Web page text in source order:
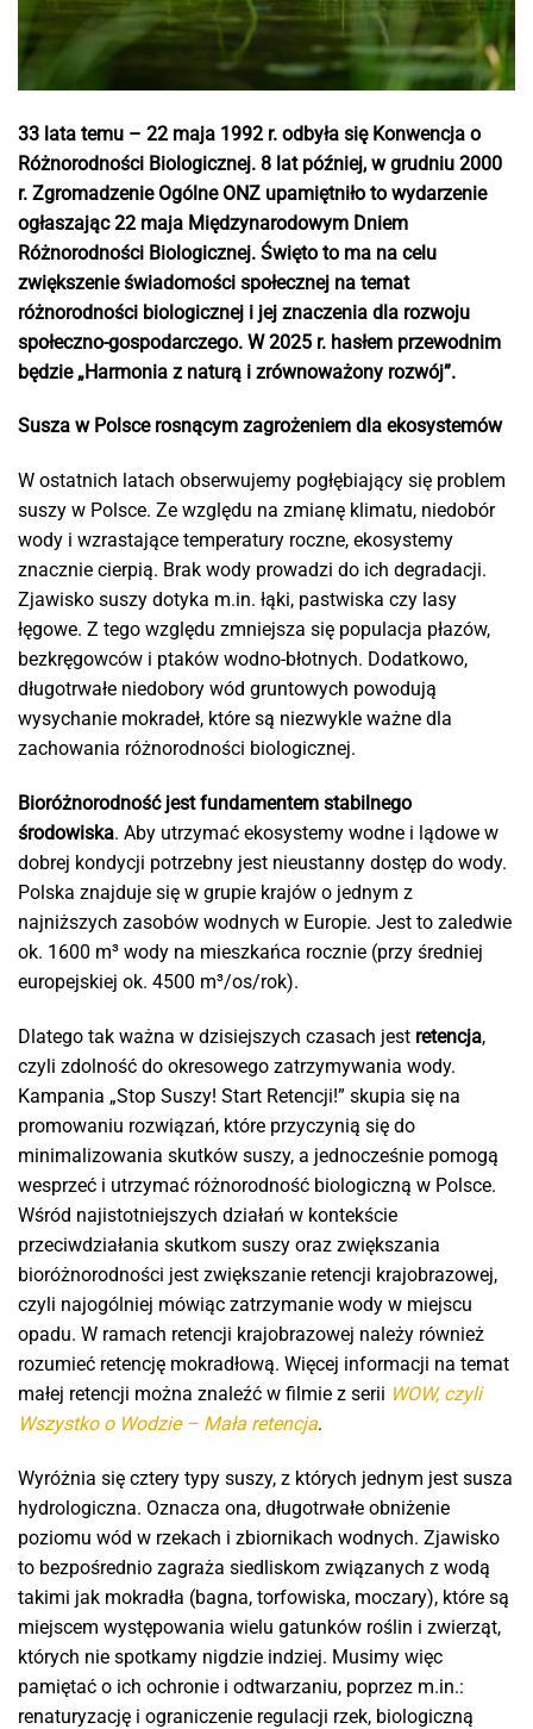
33 lata temu – 22 maja 1992 r. odbyła się Konwencja o
Różnorodności Biologicznej. 8 lat później, w grudniu 2000
r. Zgromadzenie Ogólne ONZ upamiętniło to wydarzenie
ogłaszając 22 maja Międzynarodowym Dniem
Różnorodności Biologicznej. Święto to ma na celu
zwiększenie świadomości społecznej na temat
różnorodności biologicznej i jej znaczenia dla rozwoju
społeczno-gospodarczego. W 2025 r. hasłem przewodnim
będzie „Harmonia z naturą i zrównoważony rozwój”.
Susza w Polsce rosnącym zagrożeniem dla ekosystemów
W ostatnich latach obserwujemy pogłębiający się problem
suszy w Polsce. Ze względu na zmianę klimatu, niedobór
wody i wzrastające temperatury roczne, ekosystemy
znacznie cierpią. Brak wody prowadzi do ich degradacji.
Zjawisko suszy dotyka m.in. łąki, pastwiska czy lasy
łęgowe. Z tego względu zmniejsza się populacja płazów,
bezkręgowców i ptaków wodno-błotnych. Dodatkowo,
długotrwałe niedobory wód gruntowych powodują
wysychanie mokradeł, które są niezwykle ważne dla
zachowania różnorodności biologicznej.
Bioróżnorodność jest fundamentem stabilnego
środowiska. Aby utrzymać ekosystemy wodne i lądowe w
dobrej kondycji potrzebny jest nieustanny dostęp do wody.
Polska znajduje się w grupie krajów o jednym z
najniższych zasobów wodnych w Europie. Jest to zaledwie
ok. 1600 m³ wody na mieszkańca rocznie (przy średniej
europejskiej ok. 4500 m³/os/rok).
Dlatego tak ważna w dzisiejszych czasach jest retencja,
czyli zdolność do okresowego zatrzymywania wody.
Kampania „Stop Suszy! Start Retencji!” skupia się na
promowaniu rozwiązań, które przyczynią się do
minimalizowania skutków suszy, a jednocześnie pomogą
wesprzeć i utrzymać różnorodność biologiczną w Polsce.
Wśród najistotniejszych działań w kontekście
przeciwdziałania skutkom suszy oraz zwiększania
bioróżnorodności jest zwiększanie retencji krajobrazowej,
czyli najogólniej mówiąc zatrzymanie wody w miejscu
opadu. W ramach retencji krajobrazowej należy również
rozumieć retencję mokradłową. Więcej informacji na temat
małej retencji można znaleźć w filmie z serii WOW, czyli
Wszystko o Wodzie – Mała retencja.
Wyróżnia się cztery typy suszy, z których jednym jest susza
hydrologiczna. Oznacza ona, długotrwałe obniżenie
poziomu wód w rzekach i zbiornikach wodnych. Zjawisko
to bezpośrednio zagraża siedliskom związanych z wodą
takimi jak mokradła (bagna, torfowiska, moczary), które są
miejscem występowania wielu gatunków roślin i zwierząt,
których nie spotkamy nigdzie indziej. Musimy więc
pamiętać o ich ochronie i odtwarzaniu, poprzez m.in.:
renaturyzację i ograniczenie regulacji rzek, biologiczną